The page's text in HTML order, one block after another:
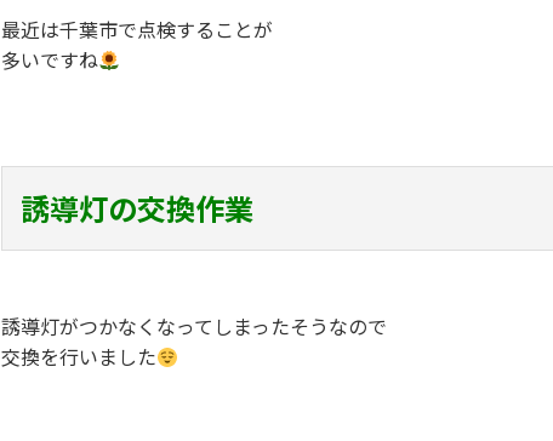
最近は千葉市で点検することが
多いですね
誘導灯の交換作業
誘導灯がつかなくなってしまったそうなので
交換を行いました